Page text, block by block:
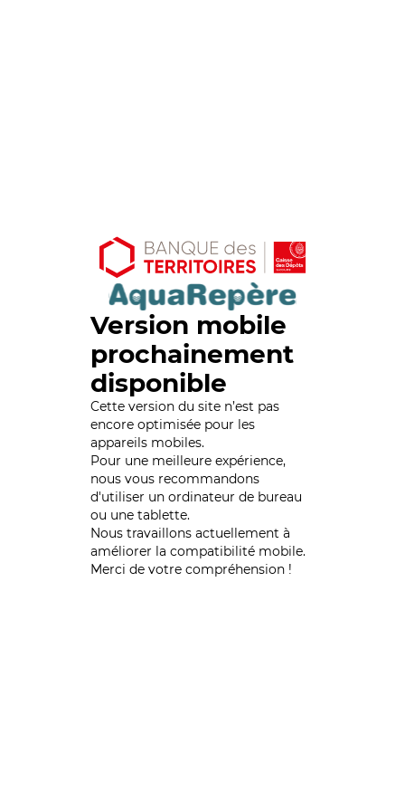
Version mobile
prochainement
disponible
Cette version du site n’est pas
encore optimisée pour les
appareils mobiles.
Pour une meilleure expérience,
nous vous recommandons
d'utiliser un ordinateur de bureau
ou une tablette.
Nous travaillons actuellement à
améliorer la compatibilité mobile.
Merci de votre compréhension !